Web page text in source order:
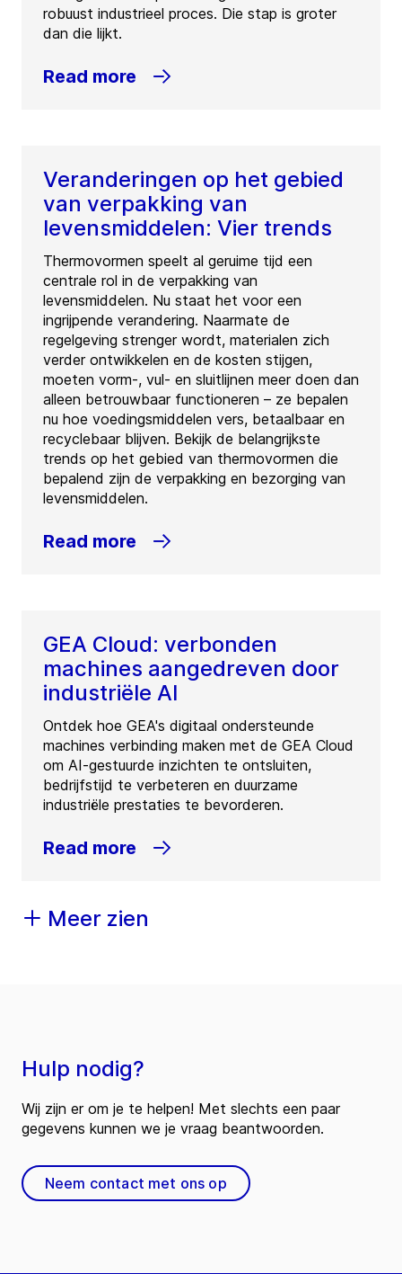
robuust industrieel proces. Die stap is groter
dan die lijkt.
Read more
Veranderingen op het gebied
van verpakking van
levensmiddelen: Vier trends
Thermovormen speelt al geruime tijd een
centrale rol in de verpakking van
levensmiddelen. Nu staat het voor een
ingrijpende verandering. Naarmate de
regelgeving strenger wordt, materialen zich
verder ontwikkelen en de kosten stijgen,
moeten vorm-, vul- en sluitlijnen meer doen dan
alleen betrouwbaar functioneren – ze bepalen
nu hoe voedingsmiddelen vers, betaalbaar en
recyclebaar blijven. Bekijk de belangrijkste
trends op het gebied van thermovormen die
bepalend zijn de verpakking en bezorging van
levensmiddelen.
Read more
GEA Cloud: verbonden
machines aangedreven door
industriële AI
Ontdek hoe GEA's digitaal ondersteunde
machines verbinding maken met de GEA Cloud
om AI-gestuurde inzichten te ontsluiten,
bedrijfstijd te verbeteren en duurzame
industriële prestaties te bevorderen.
Read more
Meer zien
Hulp nodig?
Wij zijn er om je te helpen! Met slechts een paar
gegevens kunnen we je vraag beantwoorden.
Neem contact met ons op